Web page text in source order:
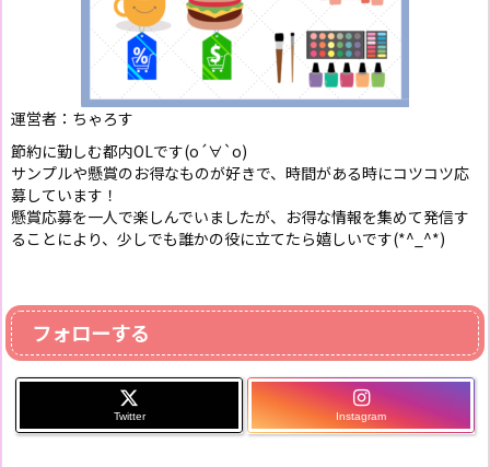
運営者：ちゃろす
節約に勤しむ都内OLです(о´∀`о)
サンプルや懸賞のお得なものが好きで、時間がある時にコツコツ応
募しています！
懸賞応募を一人で楽しんでいましたが、お得な情報を集めて発信す
ることにより、少しでも誰かの役に立てたら嬉しいです(*^_^*)
フォローする
Twitter Instagram